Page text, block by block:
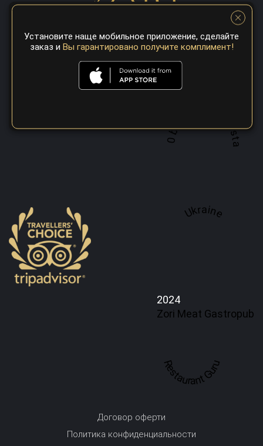
A top 100 best steaks restaurant in
Ukraine
2024
Zori Meat Gastropub
Restaurant Guru
Договор оферти
Политика конфиденциальности
Установите наще мобильное приложение, сделайте
заказ и Вы гарантировано получите комплимент!